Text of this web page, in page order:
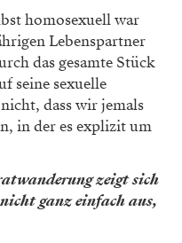
homosexuell war
Lebenspartner
das gesamte Stück
seine sexuelle
dass wir jemals
in der es explizit um
zeigt sich
ganz einfach aus,